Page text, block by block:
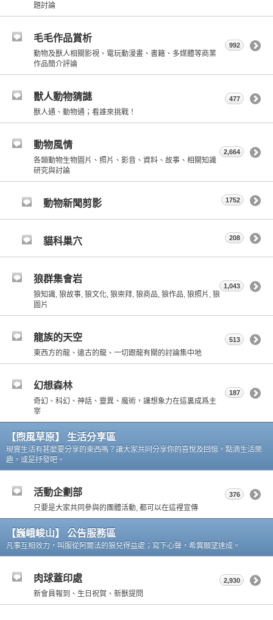
題討論
毛毛作品賞析
動物及獸人相關影視、電玩動漫畫、書籍、多媒體等商業
作品簡介評論
992
獸人動物猜謎
獸人通、動物通；看誰來挑戰！
477
動物風情
各類動物生物圖片、照片、影音、資料、故事、相關知識
研究與討論
2,664
動物新聞剪影 1752
貓科巢穴 208
狼群集會岩
狼知識, 狼故事, 狼文化, 狼崇拜, 狼商品, 狼作品, 狼照片, 狼
圖片
1,043
龍族的天空
東西方的龍、遠古的龍、一切跟龍有關的討論集中地
513
幻想森林
奇幻、科幻、神話、靈異、魔術，讓想象力在這裏成爲主
宰
187
【煦風草原】 生活分享區
現實生活有甚麼要分享的東西嗎？讓大家共同分享你的喜悅及回憶，點滴生活樂
趣，或是抒發吧。
活動企劃部
只要是大家共同參與的團體活動, 都可以在這裡宣傳
376
【巍峨峻山】 公告服務區
凡事互相效力，叫服從阿爾法的狼兒得益處；寫下心聲，希冀願望達成。
肉球蓋印處
新會員報到、生日祝賀、新獸提問
2,930